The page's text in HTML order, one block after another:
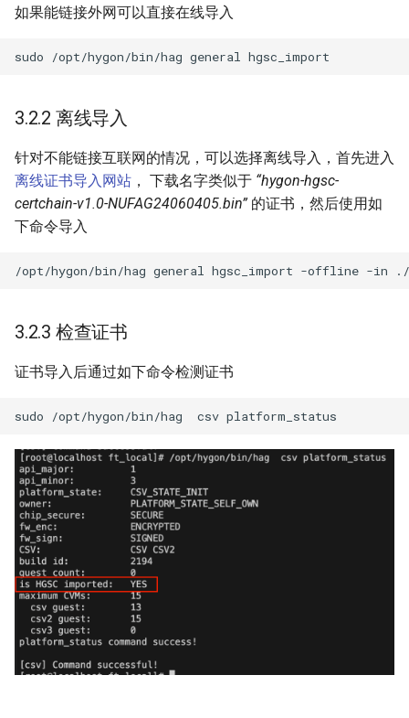
如果能链接外网可以直接在线导入
sudo /opt/hygon/bin/hag general
3.2.2 离线导入
针对不能链接互联网的情况，可以选择离线导入，首先进入
离线证书导入网站 ， 下载名字类似于 “hygon-hgsc-
certchain-v1.0-NUFAG24060405.bin” 的证书，然后使用如
下命令导入
/opt/hygon/bin/hag general hgsc_import -offline -in
3.2.3 检查证书
证书导入后通过如下命令检测证书
sudo /opt/hygon/bin/hag csv